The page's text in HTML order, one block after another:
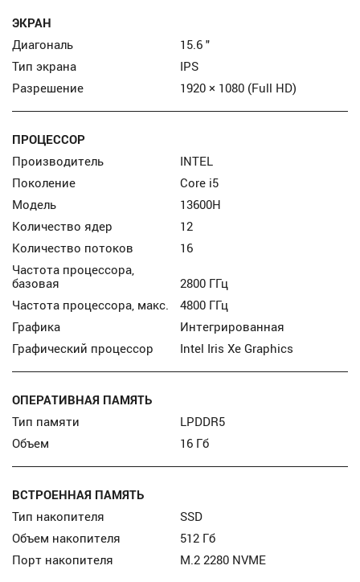
ЭКРАН
Диагональ
15.6 "
Тип экрана
IPS
Разрешение
1920 × 1080 (Full HD)
ПРОЦЕССОР
Производитель
INTEL
Поколение
Core i5
Модель
13600H
Количество ядер
12
Количество потоков
16
Частота процессора,
базовая
2800 ГГц
Частота процессора, макс.
4800 ГГц
Графика
Интегрированная
Графический процессор
Intel Iris Xe Graphics
ОПЕРАТИВНАЯ ПАМЯТЬ
Тип памяти
LPDDR5
Объем
16 Гб
ВСТРОЕННАЯ ПАМЯТЬ
Тип накопителя
SSD
Объем накопителя
512 Гб
Порт накопителя
M.2 2280 NVME